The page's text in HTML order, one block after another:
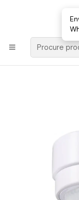
Loja Valongo: 220
E-mail:
Início
Sensor